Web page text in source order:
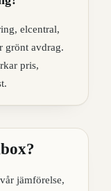
elcentral,
grönt avdrag.
pris,
jämförelse,